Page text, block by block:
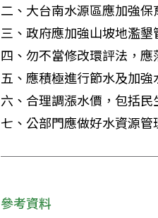
二、大台南水源區應加強
三、政府應加強山坡地濫
四、勿不當修改環評法，
五、應積極進行節水及加強
六、合理調漲水價，包括民
七、公部門應做好水資源
參考資料